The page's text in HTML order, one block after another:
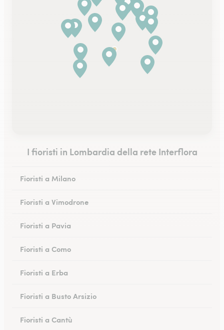
I fioristi in Lombardia della rete Interflora
Fioristi a Milano
Fioristi a Vimodrone
Fioristi a Pavia
Fioristi a Como
Fioristi a Erba
Fioristi a Busto Arsizio
Fioristi a Cantù